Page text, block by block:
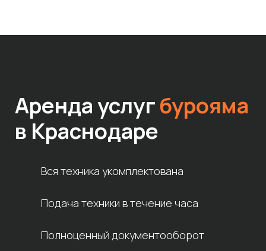
Аренда услугбурояма
в Краснодаре
Вся техника укомплектована
Подача техники в течение часа
Полноценный документооборот